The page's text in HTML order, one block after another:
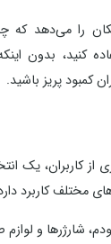
را می‌دهد که
کنید، بدون
کمبود پریز باشید.
از کاربران، یک
مختلف کاربرد
شارژرها و